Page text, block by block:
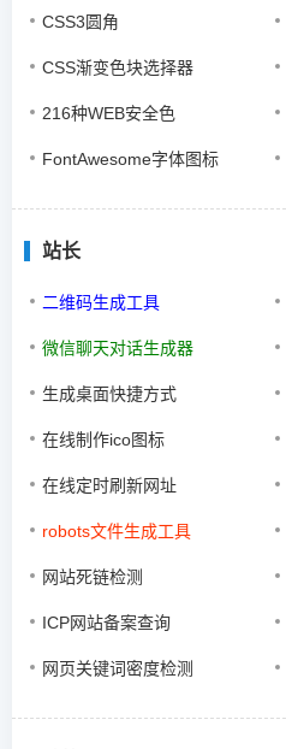
CSS3圆角
CSS渐变色块选择器
216种WEB安全色
FontAwesome字体图标
站长
二维码生成工具
微信聊天对话生成器
生成桌面快捷方式
在线制作ico图标
在线定时刷新网址
robots文件生成工具
网站死链检测
ICP网站备案查询
网页关键词密度检测